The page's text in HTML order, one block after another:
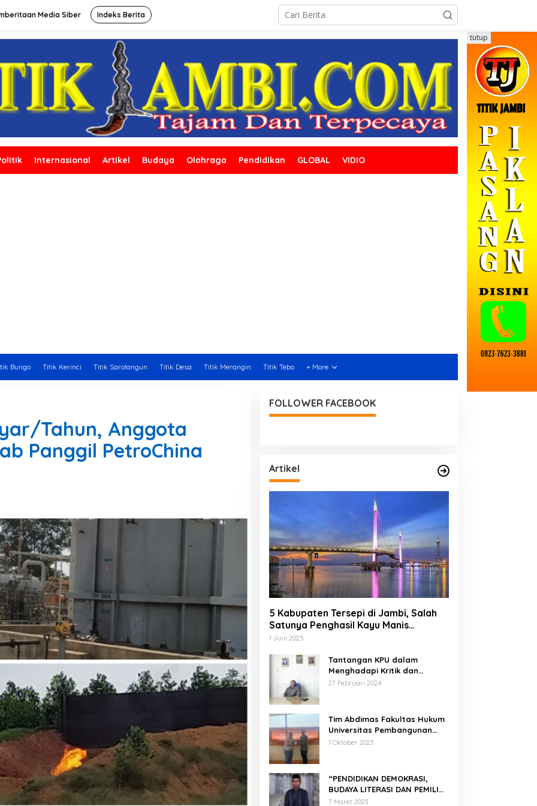
Media Siber Indeks Berita
Internasional Artikel Budaya Olahraga Pendidikan GLOBAL VIDIO
Bungo Titik Kerinci Titik Sarolangun Titik Desa Titik Merangin Titik Tebo + More
tutup
Tahun, Anggota
Panggil PetroChina
FOLLOWER FACEBOOK
Artikel
5 Kabupaten Tersepi di Jambi, Salah
Satunya Penghasil Kayu Manis
Terbesar di Dunia
1 Juni 2025
Tantangan KPU dalam
Menghadapi Kritik dan
Tekanan Politik
27 Februari 2024
Tim Abdimas Fakultas Hukum
Universitas Pembangunan
Nasional Veteran Jakarta
1 Oktober 2023
“PENDIDIKAN DEMOKRASI,
BUDAYA LITERASI DAN PEMILIH
CERDAS”
7 Maret 2023